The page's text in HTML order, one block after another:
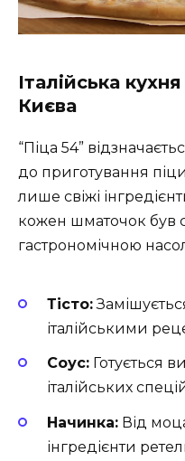
Італійська
Києва
“Піца 54”
до приготування
лише свіжі
кожен шматочок був
гастрономічною
Тісто:
італійськими
Соус: Готується
італійських
Начинка: Від
інгредієнти